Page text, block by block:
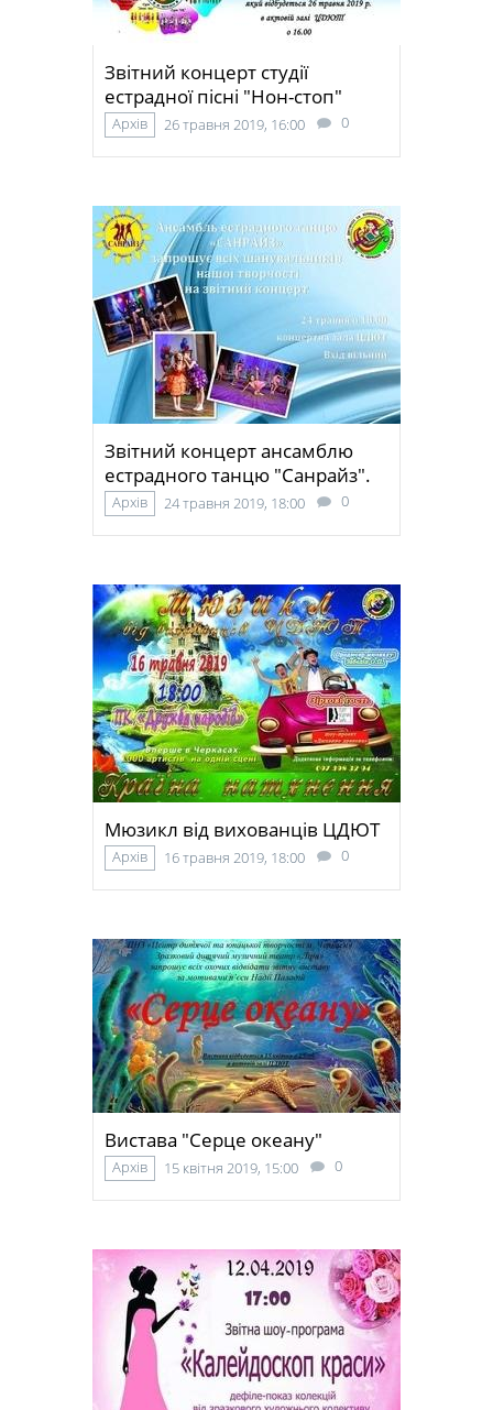
Звітний концерт студії
естрадної пісні "Нон-стоп"
Архів 26 травня 2019, 16:00 0
Звітний концерт ансамблю
естрадного танцю "Санрайз".
Архів 24 травня 2019, 18:00 0
Мюзикл від вихованців ЦДЮТ
Архів 16 травня 2019, 18:00 0
Вистава "Серце океану"
Архів 15 квітня 2019, 15:00 0